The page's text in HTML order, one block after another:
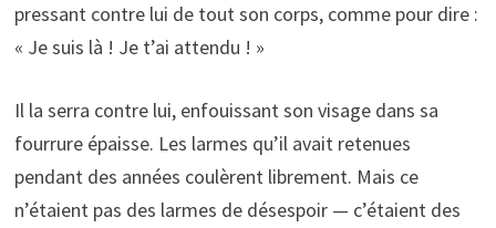
pressant contre lui de tout son corps, comme pour dire :
« Je suis là ! Je t’ai attendu ! »
Il la serra contre lui, enfouissant son visage dans sa
fourrure épaisse. Les larmes qu’il avait retenues
pendant des années coulèrent librement. Mais ce
n’étaient pas des larmes de désespoir — c’étaient des